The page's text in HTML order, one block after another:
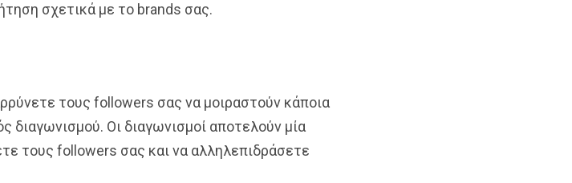
σχετικά με το brands σας.
τους followers σας να μοιραστούν κάποια
Οι διαγωνισμοί αποτελούν μία
τους followers σας και να αλληλεπιδράσετε